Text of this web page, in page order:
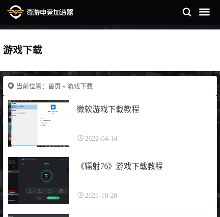
游戏下载
当前位置： 首页 » 游戏下载
微软游戏下载教程
2022-04-14
《辐射76》游戏下载教程
2021-10-20